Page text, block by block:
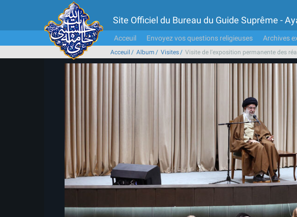
Site Officiel du Bureau du Guide Suprême -
Acceuil Envoyez vos questions religieuses Archives
Acceuil Album Visites Visite de l'exposition permanente des